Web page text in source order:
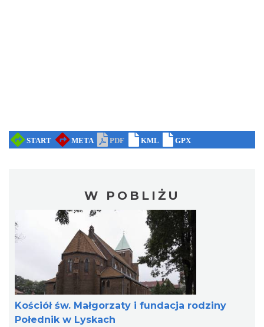
W POBLIŻU
Kościół św. Małgorzaty i fundacja rodziny
Połednik w Lyskach